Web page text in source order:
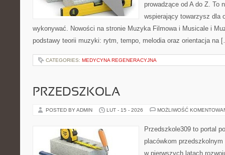
prowadzące od A do Z. To
wspierający towarzysz dla
wykonywać. Nowości na stronie Muzyka Filmowa i Musicale i
podstawy teorii muzyki: rytm, tempo, melodia oraz orientacja na
CATEGORIES: MEDYCYNA REGENERACYJNA
PRZEDSZKOLA
POSTED BY ADMIN LUT - 15 - 2026 MOŻLIWOŚĆ
Przedszkole309 to portal
placówkom
w pierwszych latach